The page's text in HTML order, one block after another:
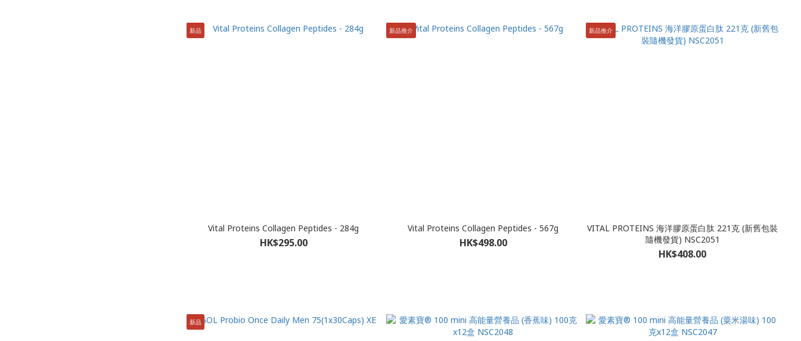
新品
Vital Proteins Collagen Peptides - 284g
HK$295.00
新品推介
Vital Proteins Collagen Peptides - 567g
HK$498.00
新品推介
VITAL PROTEINS 海洋膠原蛋白肽 221克 (新舊包裝
隨機發貨) NSC2051
HK$408.00
新品